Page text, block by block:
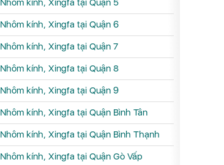
Nhôm kính, Xingfa tại Quận 5
Nhôm kính, Xingfa tại Quận 6
Nhôm kính, Xingfa tại Quận 7
Nhôm kính, Xingfa tại Quận 8
Nhôm kính, Xingfa tại Quận 9
Nhôm kính, Xingfa tại Quận Bình Tân
Nhôm kính, Xingfa tại Quận Bình Thạnh
Nhôm kính, Xingfa tại Quận Gò Vấp